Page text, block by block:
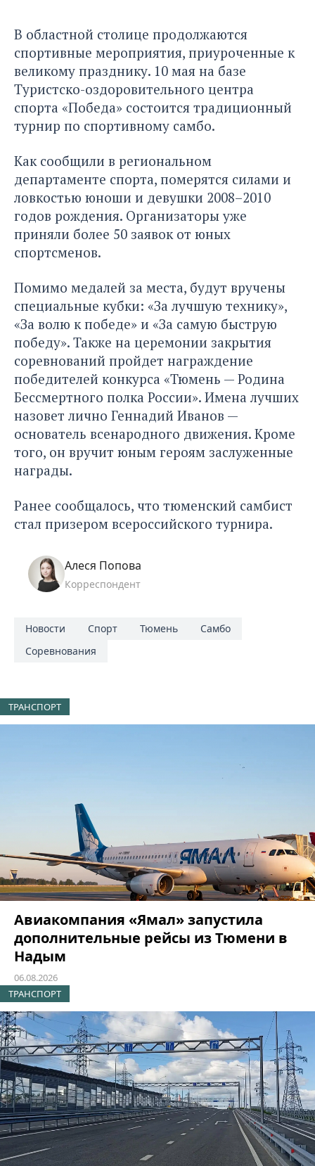
В областной столице продолжаются
спортивные мероприятия, приуроченные к
великому празднику. 10 мая на базе
Туристско-оздоровительного центра
спорта «Победа» состоится традиционный
турнир по спортивному самбо.
Как сообщили в региональном
департаменте спорта, померятся силами и
ловкостью юноши и девушки 2008–2010
годов рождения. Организаторы уже
приняли более 50 заявок от юных
спортсменов.
Помимо медалей за места, будут вручены
специальные кубки: «За лучшую технику»,
«За волю к победе» и «За самую быструю
победу». Также на церемонии закрытия
соревнований пройдет награждение
победителей конкурса «Тюмень — Родина
Бессмертного полка России». Имена лучших
назовет лично Геннадий Иванов —
основатель всенародного движения. Кроме
того, он вручит юным героям заслуженные
награды.
Ранее сообщалось, что тюменский самбист
стал призером всероссийского турнира.
Алеся Попова
Корреспондент
Новости Спорт Тюмень
Самбо
Соревнования
ТРАНСПОРТ
Авиакомпания «Ямал» запустила
дополнительные рейсы из Тюмени в
Надым
06.08.2026
ТРАНСПОРТ